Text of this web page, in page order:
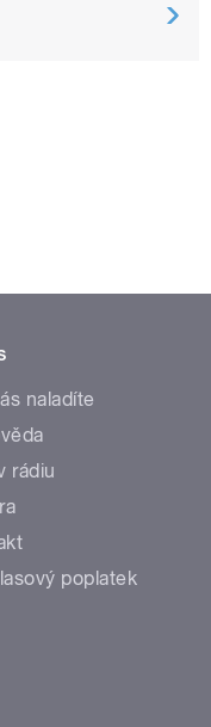
naladíte
rádiu
poplatek